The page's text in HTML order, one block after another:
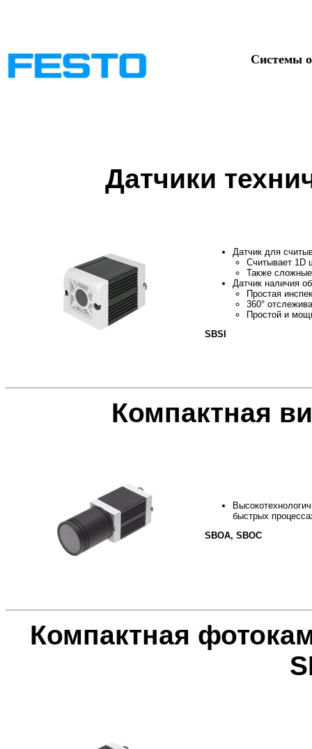
Системы
Датчики
Датчик для
Считывает 1D
Также
Датчик наличия
Простая
360°
Простой и
SBSI
Компактная
быстрых
SBOA, SBOC
Компактная